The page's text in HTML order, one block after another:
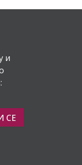
и
СЕ